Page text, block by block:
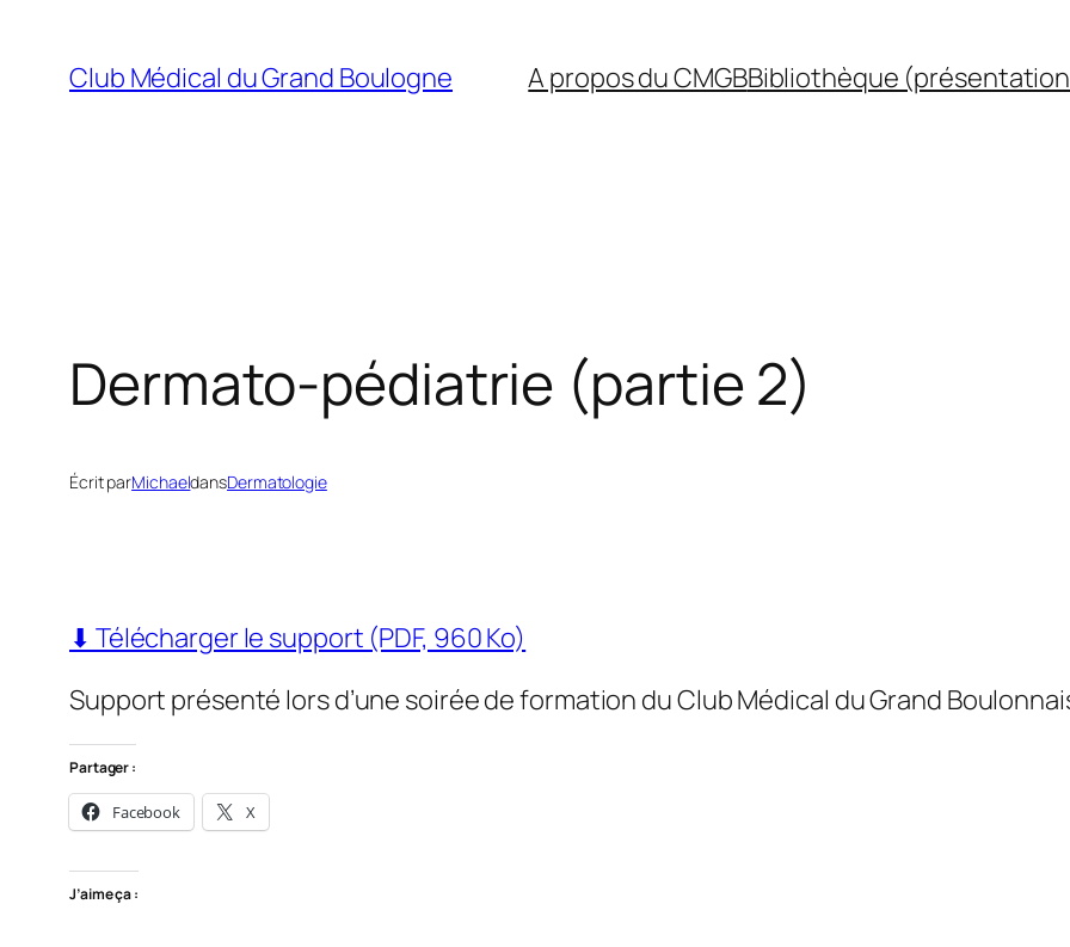
contenu
Club Médical du Grand Boulogne A propos du CMGBBibliothèque
Dermato-pédiatrie (partie 2)
Écrit parMichaeldansDermatologie
⬇ Télécharger le support (PDF, 960 Ko)
Support présenté lors d’une soirée de formation du Club Médical du Grand
Partager :
Facebook X
J’aime ça :